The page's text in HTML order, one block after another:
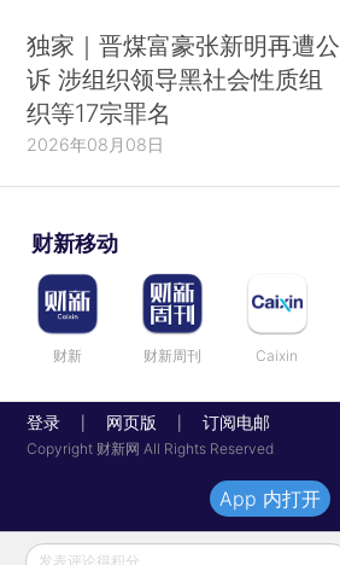
独家｜晋煤富豪张新明再遭公
诉 涉组织领导黑社会性质组
织等17宗罪名
2026年08月08日
财新移动
财新 财新周刊 Caixin
登录 网页版 订阅电邮
Copyright 财新网 All Rights Reserved
发表评论得积分
App 内打开